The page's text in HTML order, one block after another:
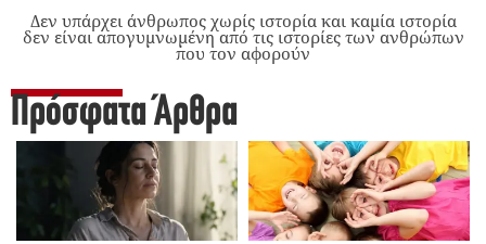
Δεν υπάρχει άνθρωπος χωρίς ιστορία και καμία ιστορία
δεν είναι απογυμνωμένη από τις ιστορίες των ανθρώπων
που τον αφορούν
Πρόσφατα Άρθρα